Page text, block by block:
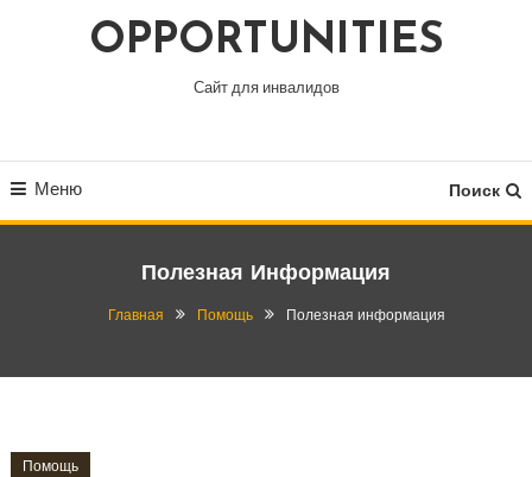
OPPORTUNITIES
Сайт для инвалидов
Меню Поиск
Полезная Информация
Главная Помощь Полезная информация
Помощь